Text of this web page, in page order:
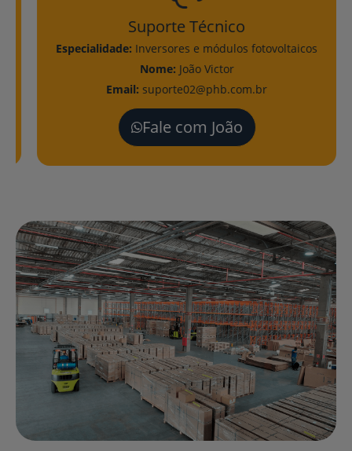
Inversores e módulos fotovoltaicos
suporte02@phb.com.br
Fale com João
Especialidade: